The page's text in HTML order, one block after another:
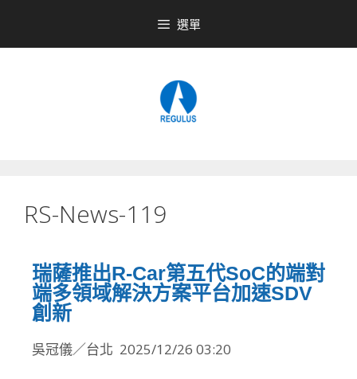
選單
RS-News-119
瑞薩推出R-Car第五代SoC的端對
端多領域解決方案平台加速SDV
創新
吳冠儀／台北 2025/12/26 03:20